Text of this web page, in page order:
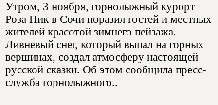
Утром, 3 ноября, горнолыжный курорт
Роза Пик в Сочи поразил гостей и местных
жителей красотой зимнего пейзажа.
Ливневый снег, который выпал на горных
вершинах, создал атмосферу настоящей
русской сказки. Об этом сообщила пресс-
служба горнолыжного..